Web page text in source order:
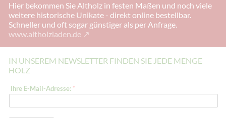
Hier bekommen Sie Altholz in festen Maßen und noch viele
weitere historische Unikate - direkt online bestellbar.
Schneller und oft sogar günstiger als per Anfrage.
www.altholzladen.de
IN UNSEREM NEWSLETTER FINDEN SIE JEDE MENGE
HOLZ
*Ihre E-Mail-Adresse: *